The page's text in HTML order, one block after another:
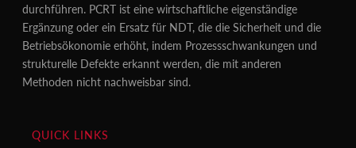
durchführen. PCRT ist eine wirtschaftliche eigenständige
Ergänzung oder ein Ersatz für NDT, die die Sicherheit und die
Betriebsökonomie erhöht, indem Prozessschwankungen und
strukturelle Defekte erkannt werden, die mit anderen
Methoden nicht nachweisbar sind.
QUICK LINKS